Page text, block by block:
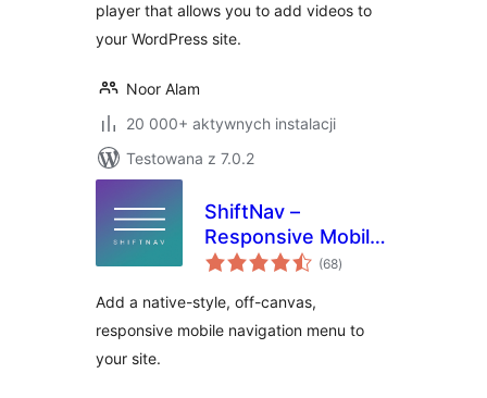
player that allows you to add videos to
your WordPress site.
Noor Alam
20 000+ aktywnych instalacji
Testowana z 7.0.2
ShiftNav –
Responsive Mobile
Menu
(68wszystkich
ocen
)
Add a native-style, off-canvas,
responsive mobile navigation menu to
your site.